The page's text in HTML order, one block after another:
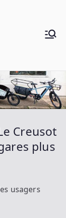
Creusot
plus
usagers